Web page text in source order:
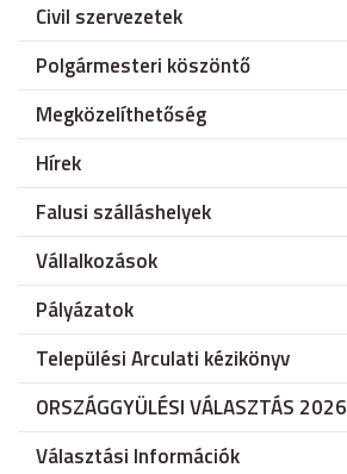
Civil szervezetek
Polgármesteri köszöntő
Megközelíthetőség
Hírek
Falusi szálláshelyek
Vállalkozások
Pályázatok
Települési Arculati kézikönyv
ORSZÁGGYÜLÉSI VÁLASZTÁS 2026
Választási Információk